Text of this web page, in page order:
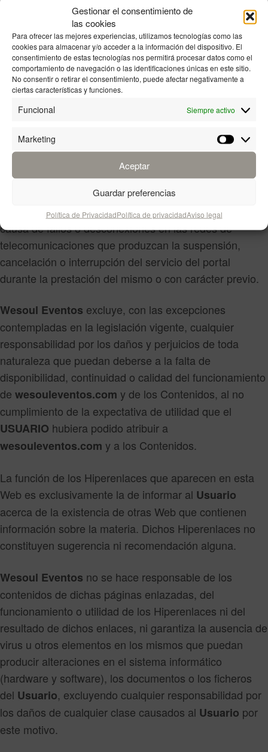
Gestionar el consentimiento de
las cookies
Para ofrecer las mejores experiencias, utilizamos tecnologías como las
cookies para almacenar y/o acceder a la información del dispositivo. El
consentimiento de estas tecnologías nos permitirá procesar datos como el
comportamiento de navegación o las identificaciones únicas en este sitio.
No consentir o retirar el consentimiento, puede afectar negativamente a
ciertas características y funciones.
Funcional Siempre activo
Marketing
Aceptar
Guardar preferencias
Política de PrivacidadPolítica de privacidadAviso legal
hayan cedido contenidos dará lugar a las
responsabilidades legalmente establecidas.
DISPONIBILIDAD DE WESOULEVENTOS.COM
Wesoul Eventosno garantiza la inexistencia de
interrupciones o errores en el acceso a
encuentren actualizados, aunque desarrollará sus
mejores esfuerzos para, en su caso, evitarlos,
subsanarlos o actualizarlos. Por consiguiente,Wesoul
no se responsabiliza de los daños o perjuicios
de cualquier tipo producidos en elUsuarioque traigan
causa de fallos o desconexiones en las redes de
telecomunicaciones que produzcan la suspensión,
cancelación o interrupción del servicio del portal
durante la prestación del mismo o con carácter previo.
Wesoul Eventos excluye, con las excepciones
contempladas en la legislación vigente, cualquier
responsabilidad por los daños y perjuicios de toda
naturaleza que puedan deberse a la falta de
disponibilidad, continuidad o calidad del funcionamiento
dewesouleventos.com y de los Contenidos, al no
cumplimiento de la expectativa de utilidad que el
USUARIO hubiera podido atribuir a
wesouleventos.com y a los Contenidos.
La función de los Hiperenlaces que aparecen en esta
Web es exclusivamente la de informar al Usuario
acerca de la existencia de otras Web que contienen
información sobre la materia. Dichos Hiperenlaces no
constituyen sugerencia ni recomendación alguna.
Wesoul Eventos no se hace responsable de los
contenidos de dichas páginas enlazadas, del
funcionamiento o utilidad de los Hiperenlaces ni del
resultado de dichos enlaces, ni garantiza la ausencia de
virus u otros elementos en los mismos que puedan
producir alteraciones en el sistema informático
(hardware y software), los documentos o los ficheros
del Usuario, excluyendo cualquier responsabilidad por
los daños de cualquier clase causados al Usuario por
este motivo.